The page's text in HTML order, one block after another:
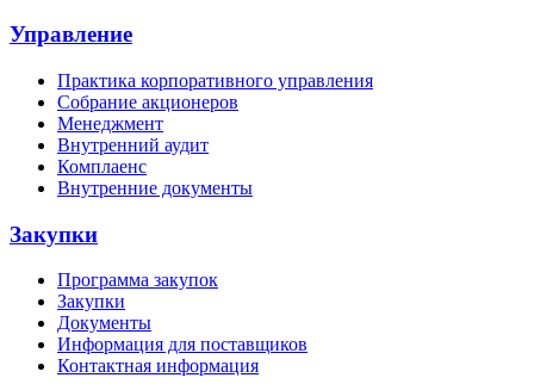
Управление
Практика корпоративного управления
Собрание акционеров
Менеджмент
Внутренний аудит
Комплаенс
Внутренние документы
Закупки
Программа закупок
Закупки
Документы
Информация для поставщиков
Контактная информация